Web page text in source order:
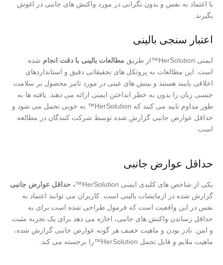
با اعتماد به نفس و بدون نگرانی در مورد واکنش های جانبی در اغوش
بگیرند.
اعتبار سنجی بالینی
ایمنی HerSolution™از طریق مطالعات بالینی با دقت انجام شده
است. این مطالعات به پروتکل های تحقیقاتی دقیق و استانداردهای
اخلاقی پایبند هستند و بینش های عینی در مورد تاثیر محصول بر سلامت
جنسی زنان را بدون به خطر انداختن ایمنی ارائه می دهند. یافته ها به
طور مداوم تایید می کنند که HerSolution™ به خوبی تحمل می شود و
حداقل عوارض جانبی گزارش شده توسط شرکت کنندگان در مطالعه
است.
حداقل عوارض جانبی
یکی از شاخص های کلیدی ایمنی HerSolution™
، حداقل عوارض جانبی
گزارش شده در ازمایشات بالینی است. کاربران می توانند اعتماد به
نفس در این واقعیت است که فرمول طراحی شده است برای به
حداقل رساندن واکنش های جانبی، اجازه می دهد برای یک تجربه مثبت
و امن. نادر بودن و ماهیت خفیف هر گونه عوارض جانبی گزارش شده،
ماهیت ملایم و قابل تحمل HerSolution™را برجسته می کند.